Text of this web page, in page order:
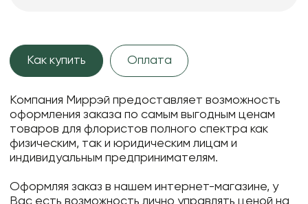
Как купить Оплата
Компания Миррэй предоставляет возможность
оформления заказа по самым выгодным ценам
товаров для флористов полного спектра как
физическим, так и юридическим лицам и
индивидуальным предпринимателям.
Оформляя заказ в нашем интернет-магазине, у
Вас есть возможность лично управлять ценой на